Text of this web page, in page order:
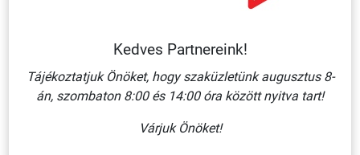
MENEKÜLÉSI ÚT LÉPCSŐN FÖLFELÉ BALRA/ MŰANYAG
TÁBLA 297X148 MM
1 065 Ft + ÁFA
Kedves Partnereink!
Tájékoztatjuk Önöket, hogy szaküzletünk augusztus 8-
án, szombaton 8:00 és 14:00 óra között nyitva tart!
Várjuk Önöket!